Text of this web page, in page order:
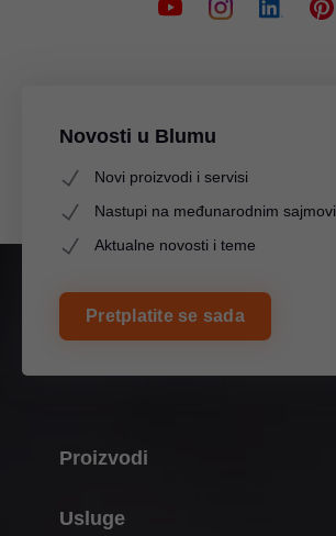
Novosti u Blumu
Novi proizvodi i servisi
Nastupi na međunarodnim
Aktualne novosti i teme
Pretplatite se sada
Proizvodi
Usluge